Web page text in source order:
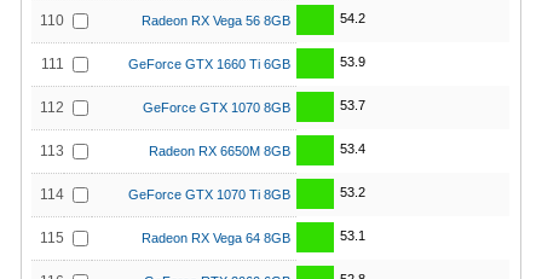
110 Radeon RX Vega 56 8GB 54.2
111 GeForce GTX 1660 Ti 6GB 53.9
112 GeForce GTX 1070 8GB 53.7
113 Radeon RX 6650M 8GB 53.4
114 GeForce GTX 1070 Ti 8GB 53.2
115 Radeon RX Vega 64 8GB 53.1